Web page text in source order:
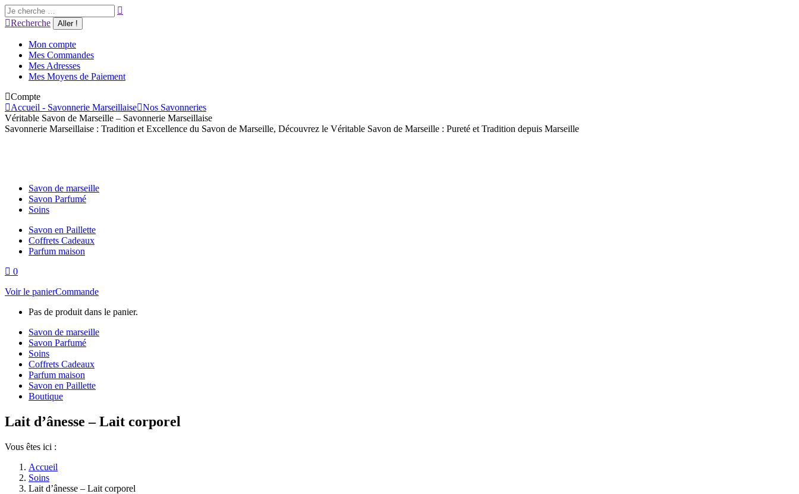
Aller
au
contenu
Recherche
: Recherche
Mon compte
Mes Commandes
Mes Adresses
Mes Moyens de Paiement
Compte
Accueil - Savonnerie Marseillaise Nos Savonneries
Véritable Savon de Marseille – Savonnerie Marseillaise
Savonnerie Marseillaise : Tradition et Excellence du Savon de Marseille, Découvrez le Véritable Savon de Marseille : Pureté et Tradition depuis Marseille
Savon de marseille
Savon Parfumé
Soins
Savon en Paillette
Coffrets Cadeaux
Parfum maison
0
Voir le panierCommande
Pas de produit dans le panier.
Savon de marseille
Savon Parfumé
Soins
Coffrets Cadeaux
Parfum maison
Savon en Paillette
Boutique
Lait d’ânesse – Lait corporel
Vous êtes ici :
Accueil
Soins
Lait d’ânesse – Lait corporel